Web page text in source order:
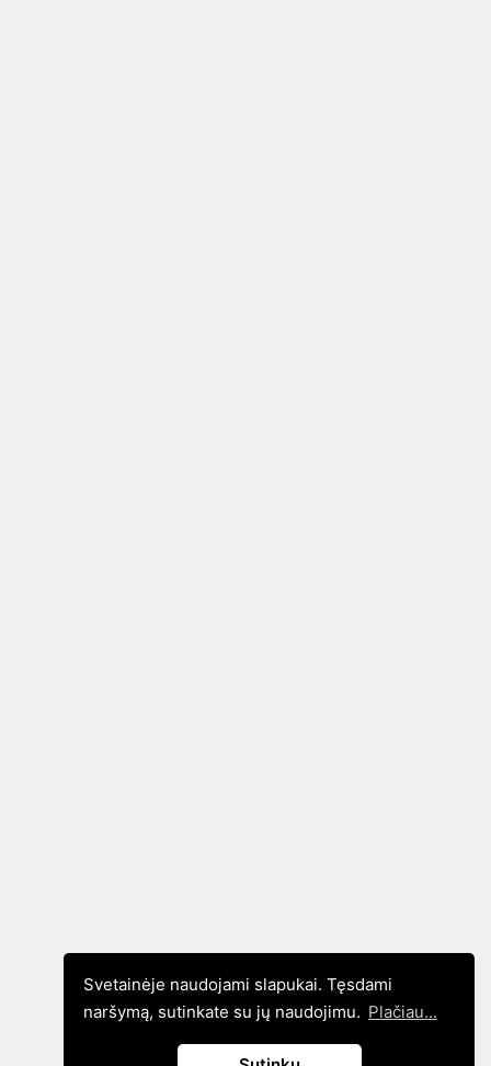
Svetainėje naudojami slapukai. Tęsdami
naršymą, sutinkate su jų naudojimu. Plačiau...